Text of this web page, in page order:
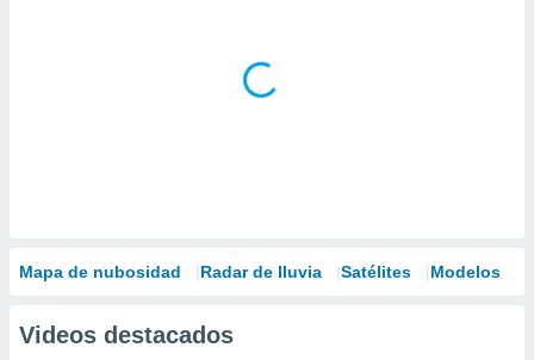
Mapa de nubosidad Radar de lluvia Satélites Modelos
Videos destacados